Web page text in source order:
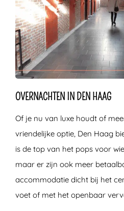
OVERNACHTEN IN DEN HAAG
Of je nu van luxe houdt of
vriendelijke optie, Den Haag
is de top van het pops voor
maar er zijn ook meer
accommodatie dicht bij het
voet of met het openbaar